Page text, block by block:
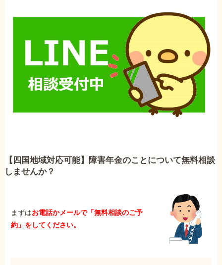
【四国地域対応可能】障害年金のことについて無料相談
しませんか？
まずはお電話かメールで「無料相談のご予
約」をしてください。